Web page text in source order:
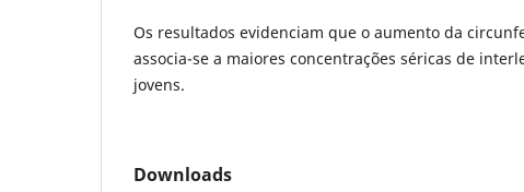
Os resultados evidenciam que o aumento da
associa-se a maiores concentrações séricas de
jovens.
Downloads